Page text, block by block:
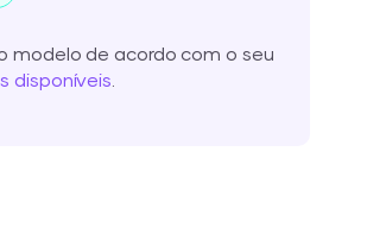
modelo de acordo com o seu
disponíveis